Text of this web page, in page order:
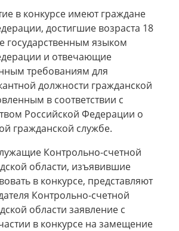
в конкурсе имеют граждане
достигшие возраста 18
государственным языком
и отвечающие
требованиям для
должности гражданской
в соответствии с
Российской Федерации о
гражданской службе.
Контрольно-счетной
области, изъявившие
в конкурсе, представляют
Контрольно-счетной
области заявление с
в конкурсе на замещение